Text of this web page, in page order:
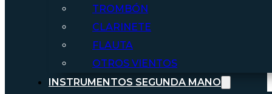
TROMBÓN
CLARINETE
FLAUTA
OTROS VIENTOS
INSTRUMENTOS SEGUNDA MANO